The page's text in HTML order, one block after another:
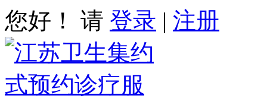
您好！ 请 登录 | 注册